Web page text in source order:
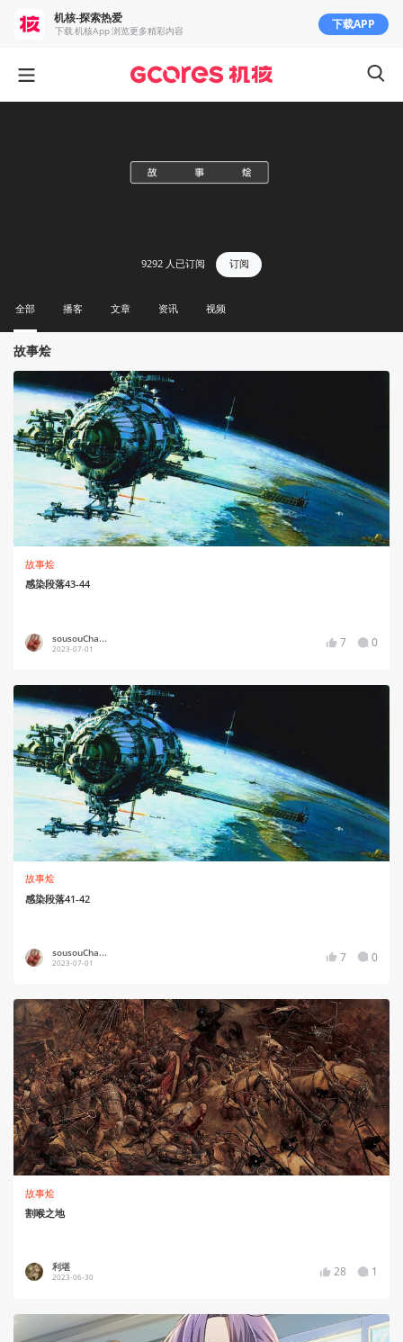
9292 人已订阅 订阅
全部 播客 文章 资讯 视频
故事烩
故事烩
感染段落43-44
sousouCha...
2023-07-01 7 0
故事烩
感染段落41-42
sousouCha...
2023-07-01 7 0
故事烩
割喉之地
利堪
2023-06-30 28 1
机核-探索热爱
下载 机核App 浏览更多精彩内容 下载APP